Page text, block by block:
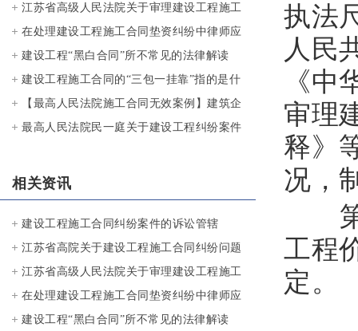
的意见与最高院解释对比
江苏省高级人民法院关于审理建设工程施工
合同纠纷案件若干问题的意见20081207
在处理建设工程施工合同垫资纠纷中律师应
请施工企业注意的事项
建设工程“黑白合同”所不常见的法律解读
建设工程施工合同的“三包一挂靠”指的是什
么？
【最高人民法院施工合同无效案例】建筑企
业没有施工资质所签订的施工合同无效
最高人民法院民一庭关于建设工程纠纷案件
相关资讯
建设工程施工合同纠纷案件的诉讼管辖
江苏省高院关于建设工程施工合同纠纷问题
的意见与最高院解释对比
江苏省高级人民法院关于审理建设工程施工
合同纠纷案件若干问题的意见20081207
在处理建设工程施工合同垫资纠纷中律师应
请施工企业注意的事项
建设工程“黑白合同”所不常见的法律解读
执法
人民
《
审理
释》
况，
工程
定。